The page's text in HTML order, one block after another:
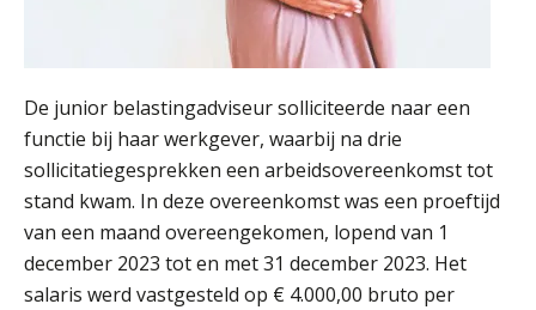
De junior belastingadviseur solliciteerde naar een
functie bij haar werkgever, waarbij na drie
sollicitatiegesprekken een arbeidsovereenkomst tot
stand kwam. In deze overeenkomst was een proeftijd
van een maand overeengekomen, lopend van 1
december 2023 tot en met 31 december 2023. Het
salaris werd vastgesteld op € 4.000,00 bruto per
Léon de Jager
Ognjen Soldat